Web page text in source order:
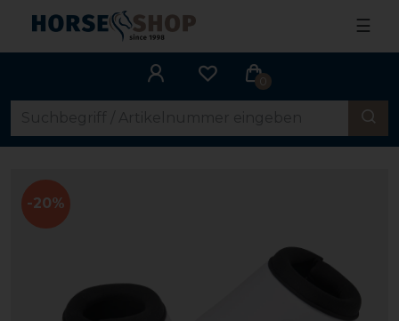
☰
0
-20%